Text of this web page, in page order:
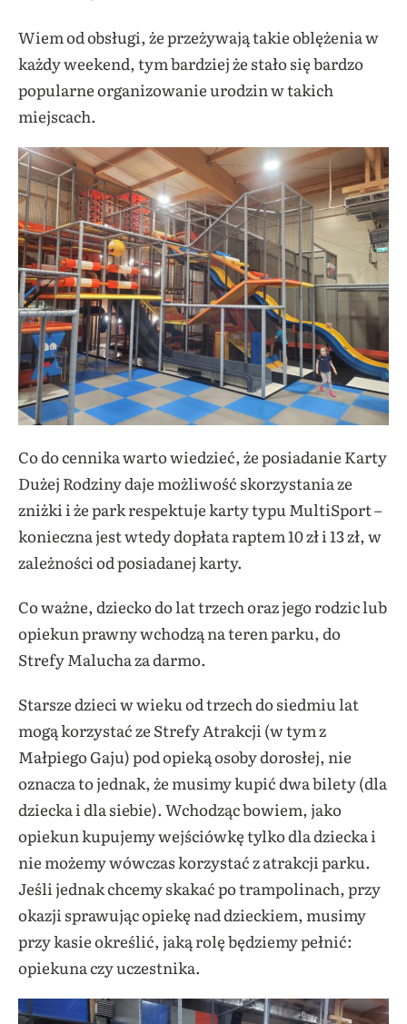
Wiem od obsługi, że przeżywają takie oblężenia w
każdy weekend, tym bardziej że stało się bardzo
popularne organizowanie urodzin w takich
miejscach.
Co do cennika warto wiedzieć, że posiadanie Karty
Dużej Rodziny daje możliwość skorzystania ze
zniżki i że park respektuje karty typu MultiSport –
konieczna jest wtedy dopłata raptem 10 zł i 13 zł, w
zależności od posiadanej karty.
Co ważne, dziecko do lat trzech oraz jego rodzic lub
opiekun prawny wchodzą na teren parku, do
Strefy Malucha za darmo.
Starsze dzieci w wieku od trzech do siedmiu lat
mogą korzystać ze Strefy Atrakcji (w tym z
Małpiego Gaju) pod opieką osoby dorosłej, nie
oznacza to jednak, że musimy kupić dwa bilety (dla
dziecka i dla siebie). Wchodząc bowiem, jako
opiekun kupujemy wejściówkę tylko dla dziecka i
nie możemy wówczas korzystać z atrakcji parku.
Jeśli jednak chcemy skakać po trampolinach, przy
okazji sprawując opiekę nad dzieckiem, musimy
przy kasie określić, jaką rolę będziemy pełnić:
opiekuna czy uczestnika.